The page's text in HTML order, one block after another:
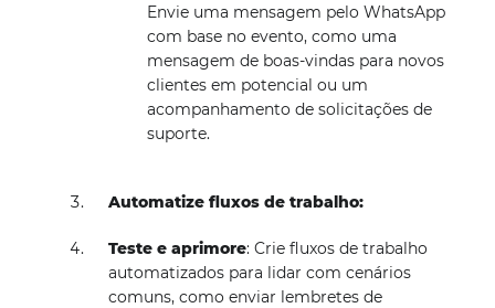
Envie uma mensagem pelo WhatsApp
com base no evento, como uma
mensagem de boas-vindas para novos
clientes em potencial ou um
acompanhamento de solicitações de
suporte.
Automatize fluxos de trabalho:
Teste e aprimore: Crie fluxos de trabalho
automatizados para lidar com cenários
comuns, como enviar lembretes de